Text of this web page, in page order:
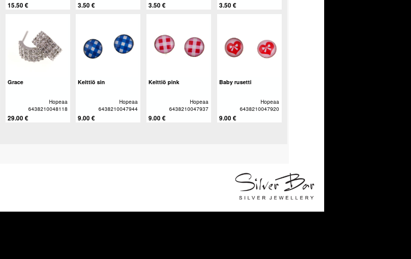
15.50 € 3.50 € 3.50 € 3.50 €
Grace
Hopeaa
6438210048118
29.00 €
Keittiö sin
Hopeaa
6438210047944
9.00 €
Keittiö pink
Hopeaa
6438210047937
9.00 €
Baby rusetti
Hopeaa
6438210047920
9.00 €